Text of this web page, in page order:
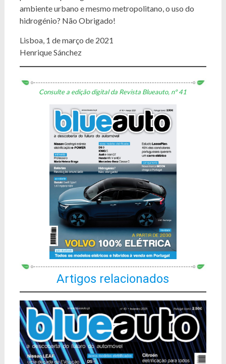
ambiente urbano e mesmo metropolitano, o uso do
hidrogénio? Não Obrigado!
Lisboa, 1 de março de 2021
Henrique Sánchez
Consulte a edição digital da Revista Blueauto, nº 41
Artigos relacionados